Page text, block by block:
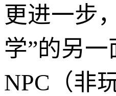
更进一步
学”的另
NPC（非